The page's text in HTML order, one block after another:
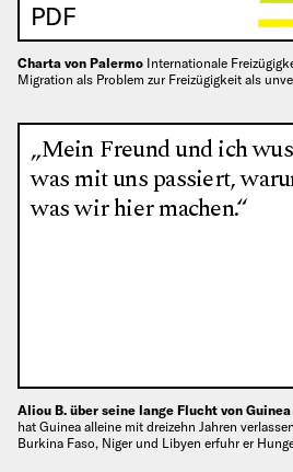
PDF
Charta von Palermo Internationale
Migration als Problem zur Freizügigkeit als
„Mein Freund und ich
was mit uns passiert,
was wir hier machen.“
Aliou B. über seine lange Flucht von
hat Guinea alleine mit dreizehn Jahren
Burkina Faso, Niger und Libyen erfuhr er